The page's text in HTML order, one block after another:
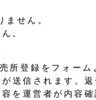
ません。
。
所登録をフォー
送信されます。
を運営者が内容確